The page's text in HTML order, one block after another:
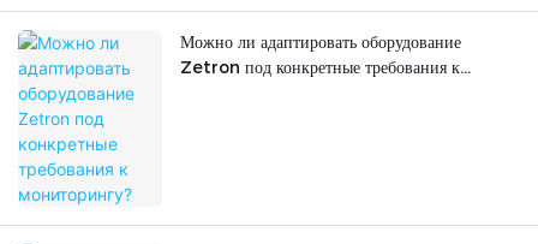
Можно ли адаптировать оборудование
Zetron под конкретные требования к